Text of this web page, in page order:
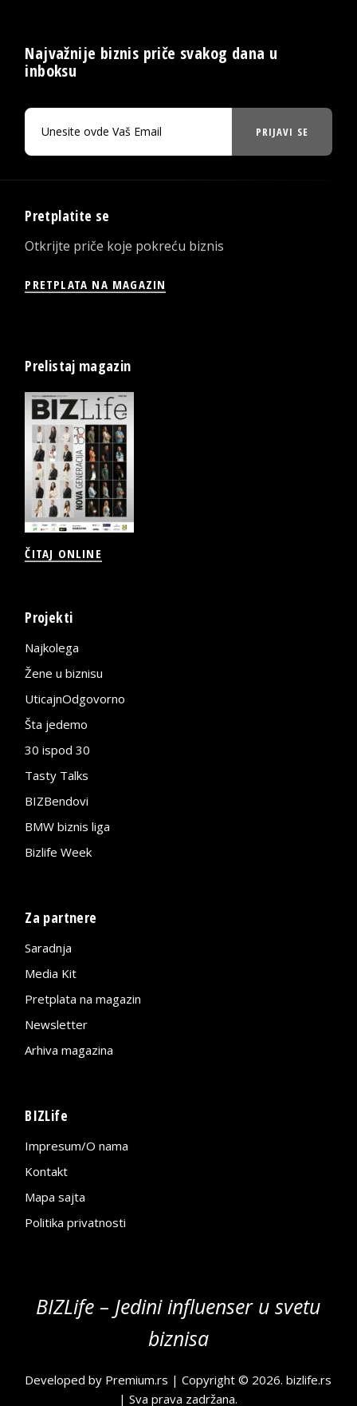
Najvažnije biznis priče svakog dana u
inboksu
PRIJAVI SE
Pretplatite se
Otkrijte priče koje pokreću biznis
PRETPLATA NA MAGAZIN
Prelistaj magazin
ČITAJ ONLINE
Projekti
Najkolega
Žene u biznisu
UticajnOdgovorno
Šta jedemo
30 ispod 30
Tasty Talks
BIZBendovi
BMW biznis liga
Bizlife Week
Za partnere
Saradnja
Media Kit
Pretplata na magazin
Newsletter
Arhiva magazina
BIZLife
Impresum/O nama
Kontakt
Mapa sajta
Politika privatnosti
BIZLife – Jedini influenser u svetu
biznisa
Developed by Premium.rs | Copyright © 2026.bizlife.rs
| Sva prava zadržana.